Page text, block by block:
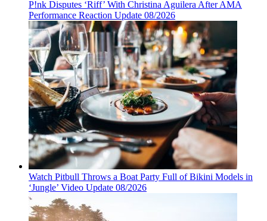
P!nk Disputes ‘Riff’ With Christina Aguilera After AMA
Performance Reaction Update 08/2026
Watch Pitbull Throws a Boat Party Full of Bikini Models in
‘Jungle’ Video Update 08/2026